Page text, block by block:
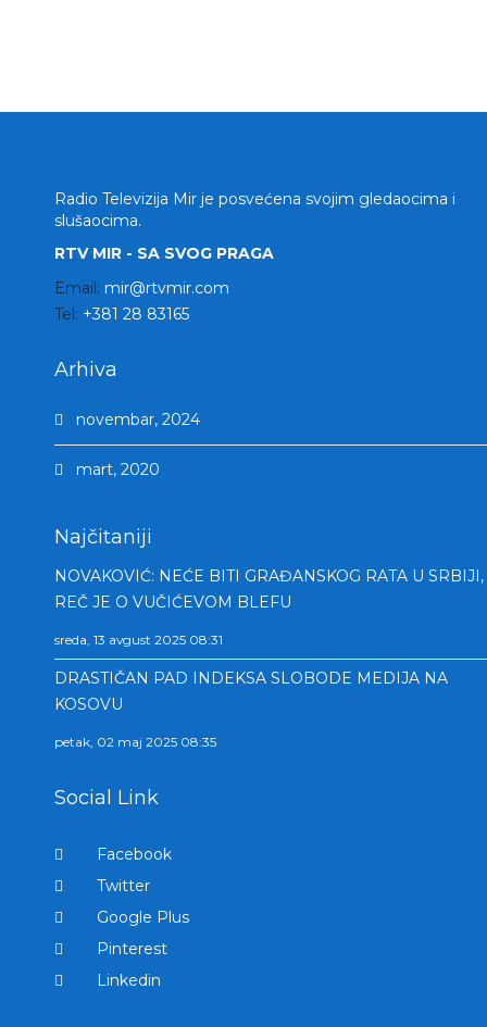
Radio Televizija Mir je posvećena svojim gledaocima i
slušaocima.
RTV MIR - SA SVOG PRAGA
Email: mir@rtvmir.com
Tel: +381 28 83165
Arhiva
novembar, 2024
mart, 2020
Najčitaniji
NOVAKOVIĆ: NEĆE BITI GRAĐANSKOG RATA U SRBIJI,
REČ JE O VUČIĆEVOM BLEFU
sreda, 13 avgust 2025 08:31
DRASTIČAN PAD INDEKSA SLOBODE MEDIJA NA
KOSOVU
petak, 02 maj 2025 08:35
Social Link
Facebook
Twitter
Google Plus
Pinterest
Linkedin